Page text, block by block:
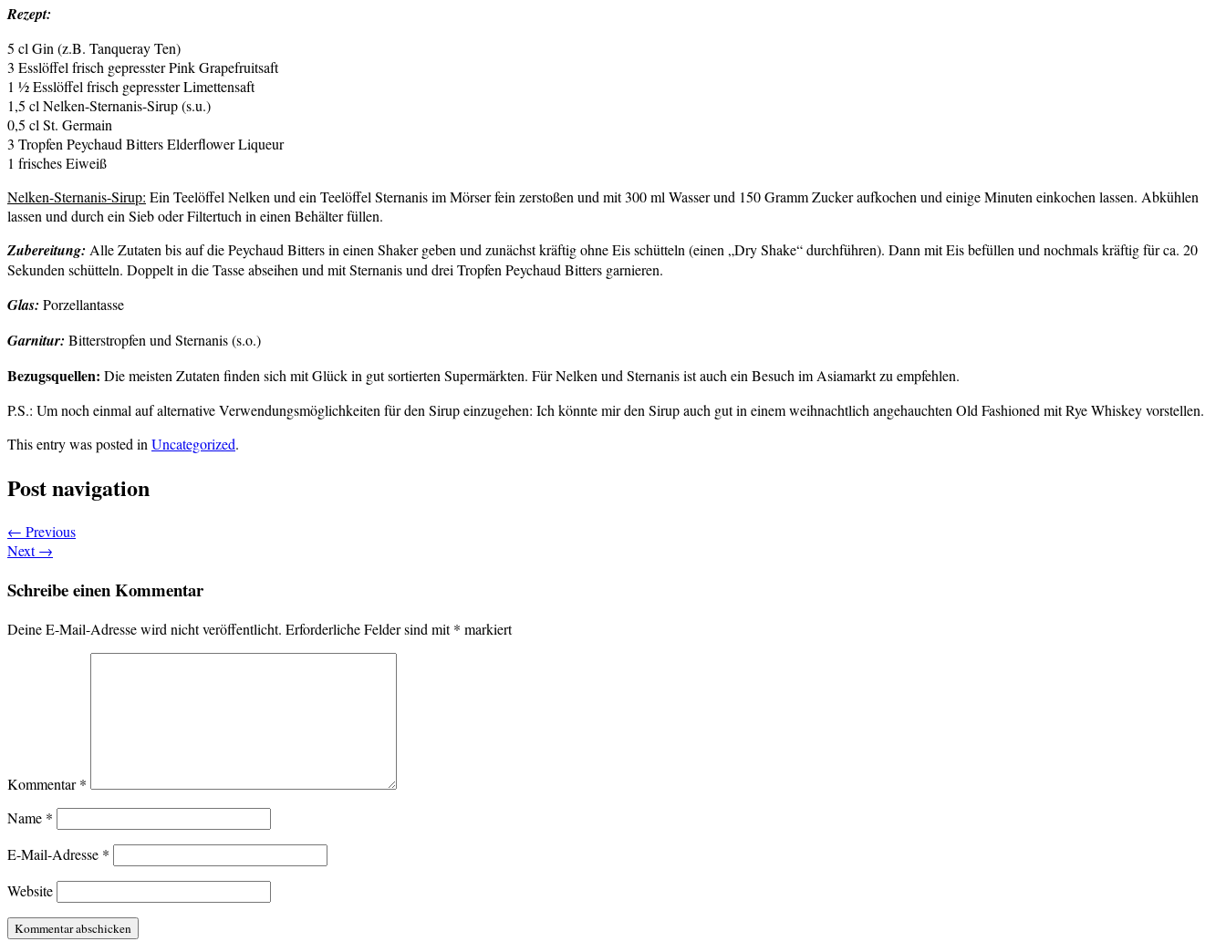
Rezept:
5 cl Gin (z.B. Tanqueray Ten)
3 Esslöffel frisch gepresster Pink Grapefruitsaft
1 ½ Esslöffel frisch gepresster Limettensaft
1,5 cl Nelken-Sternanis-Sirup (s.u.)
0,5 cl St. Germain
3 Tropfen Peychaud Bitters Elderflower Liqueur
1 frisches Eiweiß
Nelken-Sternanis-Sirup: Ein Teelöffel Nelken und ein Teelöffel Sternanis im Mörser fein zerstoßen und mit 300 ml Wasser und 150 Gramm Zucker aufkochen und einige Minuten einkochen lassen. Abkühlen
lassen und durch ein Sieb oder Filtertuch in einen Behälter füllen.
Zubereitung: Alle Zutaten bis auf die Peychaud Bitters in einen Shaker geben und zunächst kräftig ohne Eis schütteln (einen „Dry Shake“ durchführen). Dann mit Eis befüllen und nochmals kräftig für ca. 20
Sekunden schütteln. Doppelt in die Tasse abseihen und mit Sternanis und drei Tropfen Peychaud Bitters garnieren.
Glas: Porzellantasse
Garnitur: Bitterstropfen und Sternanis (s.o.)
Bezugsquellen: Die meisten Zutaten finden sich mit Glück in gut sortierten Supermärkten. Für Nelken und Sternanis ist auch ein Besuch im Asiamarkt zu empfehlen.
P.S.: Um noch einmal auf alternative Verwendungsmöglichkeiten für den Sirup einzugehen: Ich könnte mir den Sirup auch gut in einem weihnachtlich angehauchten Old Fashioned mit Rye Whiskey vorstellen.
This entry was posted inUncategorized.
Post navigation
← Previous
Next→
Schreibe einen Kommentar
Deine E-Mail-Adresse wird nicht veröffentlicht. Erforderliche Felder sind mit* markiert
Kommentar*
Name *
E-Mail-Adresse *
Website